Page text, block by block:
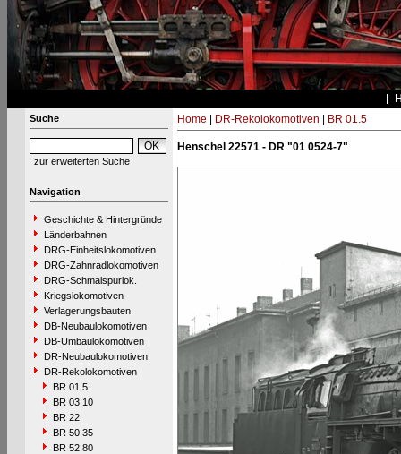
Suche
zur erweiterten Suche
Navigation
Geschichte & Hintergründe
Länderbahnen
DRG-Einheitslokomotiven
DRG-Zahnradlokomotiven
DRG-Schmalspurlok.
Kriegslokomotiven
Verlagerungsbauten
DB-Neubaulokomotiven
DB-Umbaulokomotiven
DR-Neubaulokomotiven
DR-Rekolokomotiven
BR 01.5
BR 03.10
BR 22
BR 50.35
BR 52.80
Home DR-Rekolokomotiven BR 01.5
Henschel 22571 - DR "01 0524-7"